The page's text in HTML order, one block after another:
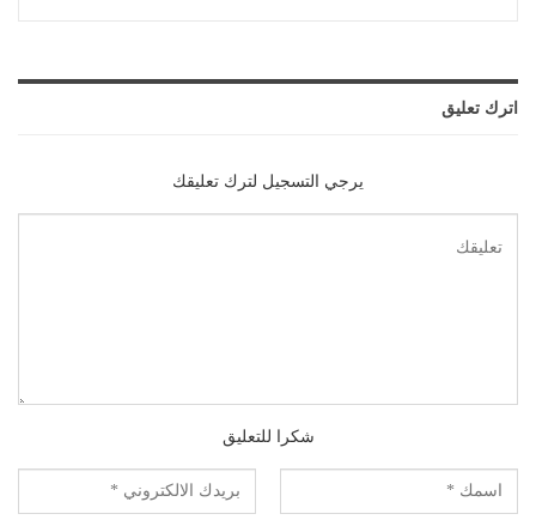
اترك تعليق
يرجي التسجيل لترك تعليقك
شكرا للتعليق